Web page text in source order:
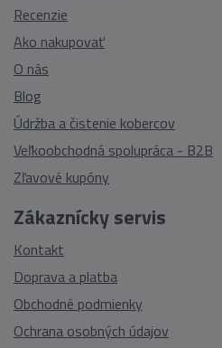
Zákaznícky servis
Kontakt
Doprava a platba
Obchodné podmienky
Ochrana osobných údajov
Recenzie
Ako nakupovať
O nás
Blog
Údržba a čistenie kobercov
Veľkoobchodná spolupráca - B2B
Zľavové kupóny